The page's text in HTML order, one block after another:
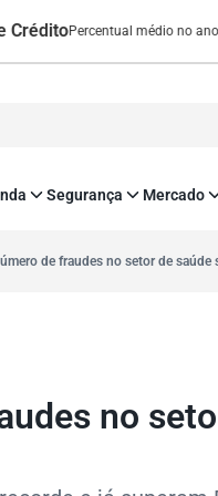
Percentual médio no ano 57,2%
Segurança
de Dados
Mercado
Open Finance
de fraudes no setor de saúde
no